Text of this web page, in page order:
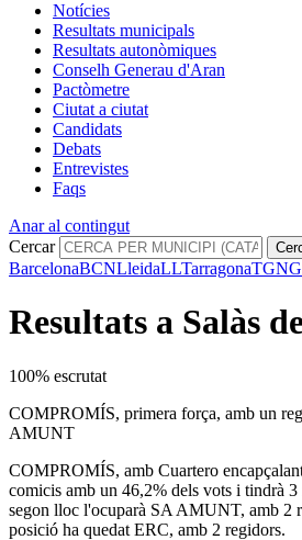
Notícies
Resultats municipals
Resultats autonòmiques
Conselh Generau d'Aran
Pactòmetre
Ciutat a ciutat
Candidats
Debats
Entrevistes
Faqs
Anar al contingut
Cercar
BarcelonaBCNLleidaLLTarragonaTGN
Resultats a Salàs
100% escrutat
COMPROMÍS, primera força, amb un
AMUNT
COMPROMÍS, amb Cuartero
comicis amb un 46,2% dels vots i tindrà
segon lloc l'ocuparà SA AMUNT, amb 2
posició ha quedat ERC, amb 2 regidors.